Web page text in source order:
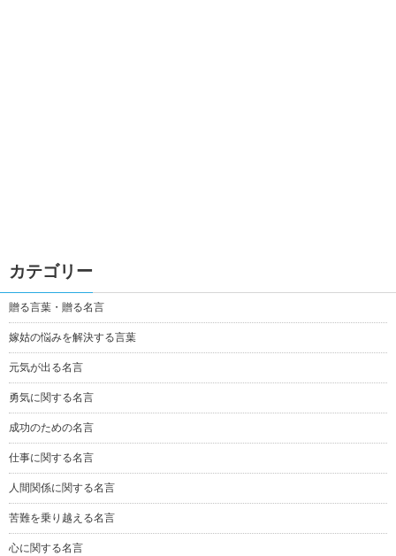
カテゴリー
贈る言葉・贈る名言
嫁姑の悩みを解決する言葉
元気が出る名言
勇気に関する名言
成功のための名言
仕事に関する名言
人間関係に関する名言
苦難を乗り越える名言
心に関する名言